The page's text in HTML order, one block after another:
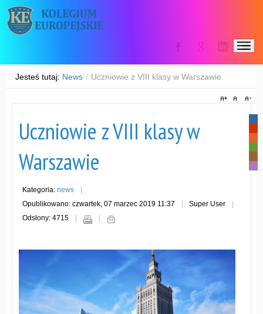
Jesteś tutaj: News / Uczniowie z VIII klasy w Warszawie
Uczniowie z VIII klasy w
Warszawie
Kategoria:news
Opublikowano: czwartek, 07 marzec 2019 11:37
Super User
Odsłony: 4715